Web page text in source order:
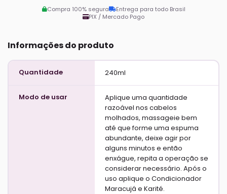
Compra 100% segura
Entrega para todo Brasil
PIX / Mercado Pago
Informações do produto
Quantidade 240ml
Modo de usar
Aplique uma quantidade
razoável nos cabelos
molhados, massageie bem
até que forme uma espuma
abundante, deixe agir por
alguns minutos e então
enxágue, repita a operação se
considerar necessário. Após o
uso aplique o Condicionador
Maracujá e Karité.